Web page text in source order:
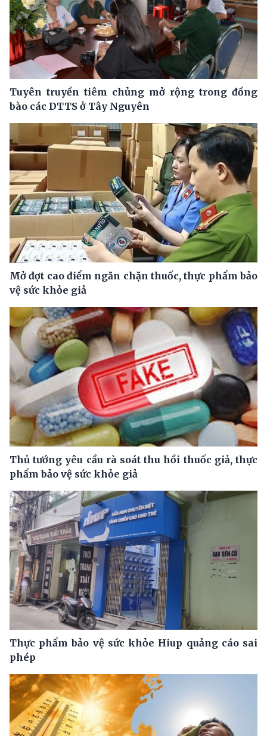
Tuyên truyền tiêm chủng mở rộng trong đồng
bào các DTTS ở Tây Nguyên
Mở đợt cao điểm ngăn chặn thuốc, thực phẩm bảo
vệ sức khỏe giả
Thủ tướng yêu cầu rà soát thu hồi thuốc giả, thực
phẩm bảo vệ sức khỏe giả
Thực phẩm bảo vệ sức khỏe Hiup quảng cáo sai
phép